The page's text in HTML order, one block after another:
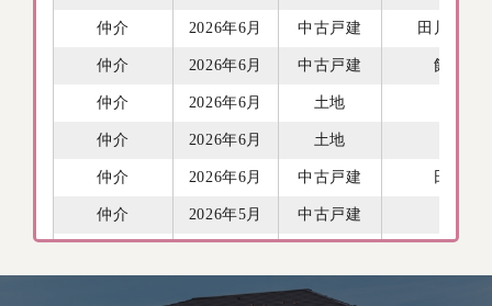
仲介 2026年6月 中古戸建 田川郡福
仲介 2026年6月 中古戸建 飯塚市
仲介 2026年6月 土地
仲介 2026年6月 土地
仲介 2026年6月 中古戸建 田川市
仲介 2026年5月 中古戸建
2026年5月 土地